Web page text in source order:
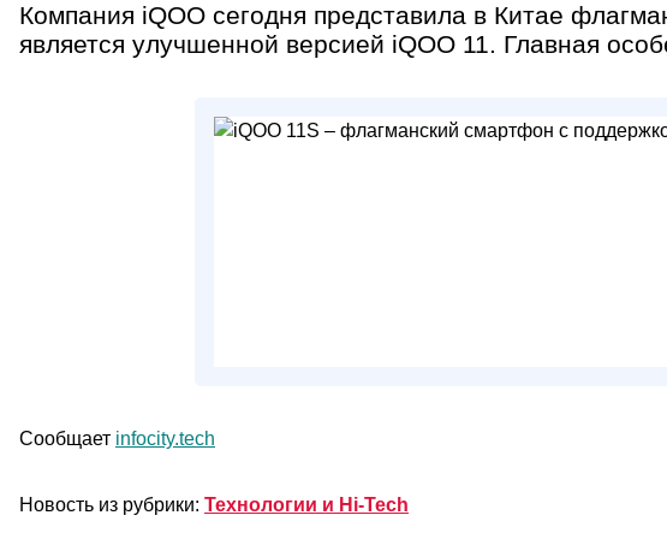
Компания iQOO сегодня представила в Китае
является улучшенной версией iQOO 11. Главная
Сообщает infocity.tech
Новость из рубрики: Технологии и Hi-Tech